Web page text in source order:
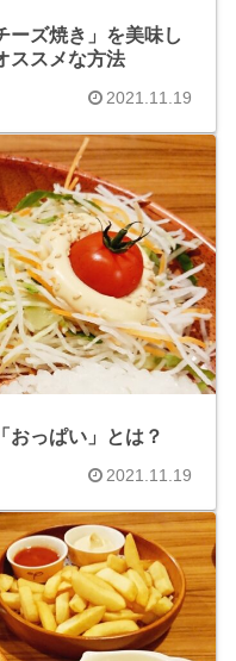
ーズ焼き」を美味し
ススメな方法
2021.11.19
おっぱい」とは？
2021.11.19